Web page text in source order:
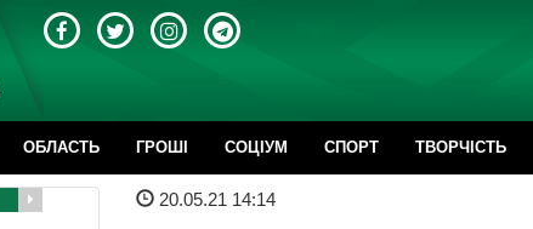
ОБЛАСТЬ ГРОШІ CОЦІУМ СПОРТ ТВОРЧІСТЬ
20.05.21 14:14